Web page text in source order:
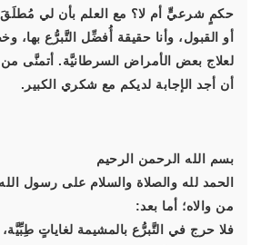
حكمٍ شرعيٍّ أم لا؟ مع العلم بأن لي
أو القبول، وأنا حقيقة أُفضِّل التَّبرُّع بها،
لعلاج بعض الأمراض السرطانيَّة. أتمنَّى من
أن أجد الإجابة لديكم مع شكري الكبير.
بسم الله الرحمن الرحيم
الحمد لله والصلاة والسلام على رسول
من والاه؛ أما بعد:
فلا حرج في التَّبرُّع بالمشيمة لغاياتٍ طِبِّيَّة،